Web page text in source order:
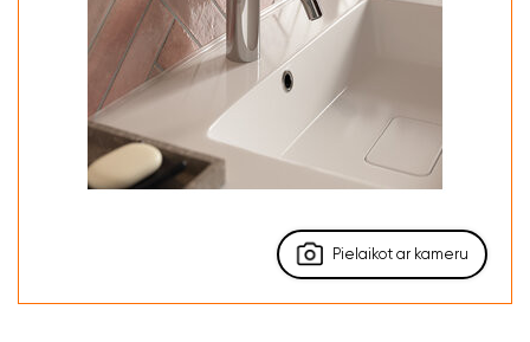
Pielaikot ar kameru